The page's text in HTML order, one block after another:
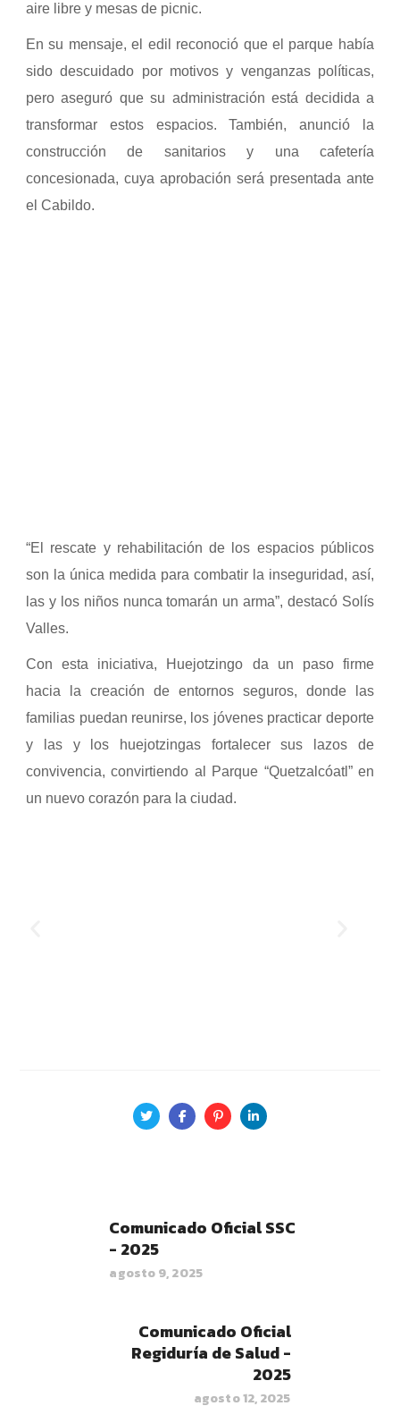
aire libre y mesas de picnic.
En su mensaje, el edil reconoció que el parque había
sido descuidado por motivos y venganzas políticas,
pero aseguró que su administración está decidida a
transformar estos espacios. También, anunció la
construcción de sanitarios y una cafetería
concesionada, cuya aprobación será presentada ante
el Cabildo.
“El rescate y rehabilitación de los espacios públicos
son la única medida para combatir la inseguridad, así,
las y los niños nunca tomarán un arma”, destacó Solís
Valles.
Con esta iniciativa, Huejotzingo da un paso firme
hacia la creación de entornos seguros, donde las
familias puedan reunirse, los jóvenes practicar deporte
y las y los huejotzingas fortalecer sus lazos de
convivencia, convirtiendo al Parque “Quetzalcóatl” en
un nuevo corazón para la ciudad.
Comunicado Oficial SSC
- 2025
agosto 9, 2025
Comunicado Oficial
Regiduría de Salud -
2025
agosto 12, 2025